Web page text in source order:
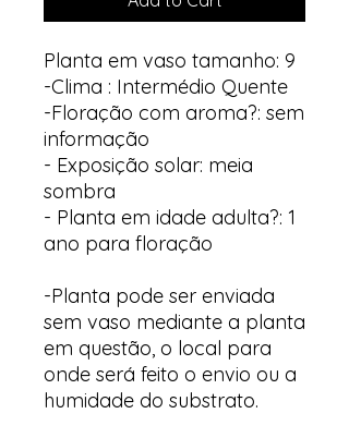
Planta em vaso tamanho: 9
-Clima : Intermédio Quente
-Floração com aroma?: sem
informação
- Exposição solar: meia
sombra
- Planta em idade adulta?: 1
ano para floração
-Planta pode ser enviada
sem vaso mediante a planta
em questão, o local para
onde será feito o envio ou a
humidade do substrato.